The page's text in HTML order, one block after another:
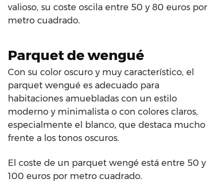
valioso, su coste oscila entre 50 y 80 euros por
metro cuadrado.
Parquet de wengué
Con su color oscuro y muy característico, el
parquet wengué es adecuado para
habitaciones amuebladas con un estilo
moderno y minimalista o con colores claros,
especialmente el blanco, que destaca mucho
frente a los tonos oscuros.
El coste de un parquet wengé está entre 50 y
100 euros por metro cuadrado.